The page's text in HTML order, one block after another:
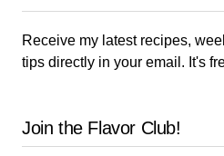
Receive my latest recipes,
tips directly in your email. It's
Join the Flavor Club!